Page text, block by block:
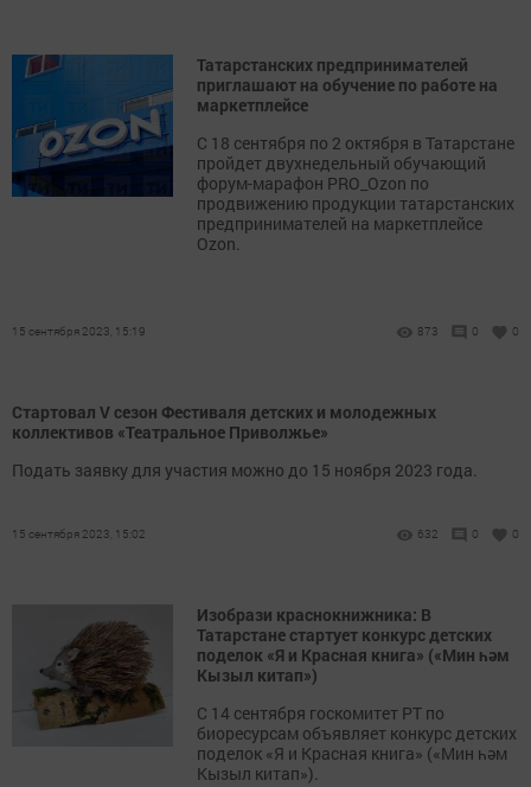
Татарстанских предпринимателей
приглашают на обучение по работе на
маркетплейсе
С 18 сентября по 2 октября в Татарстане
пройдет двухнедельный обучающий
форум-марафон PRO_Ozon по
продвижению продукции татарстанских
предпринимателей на маркетплейсе
Ozon.
15 сентября 2023, 15:19 873 0 0
Стартовал V сезон Фестиваля детских и молодежных
коллективов «Театральное Приволжье»
Подать заявку для участия можно до 15 ноября 2023 года.
15 сентября 2023, 15:02 632 0 0
Изобрази краснокнижника: В
Татарстане стартует конкурс детских
поделок «Я и Красная книга» («Мин һәм
Кызыл китап»)
С 14 сентября госкомитет РТ по
биоресурсам объявляет конкурс детских
поделок «Я и Красная книга» («Мин һәм
Кызыл китап»).